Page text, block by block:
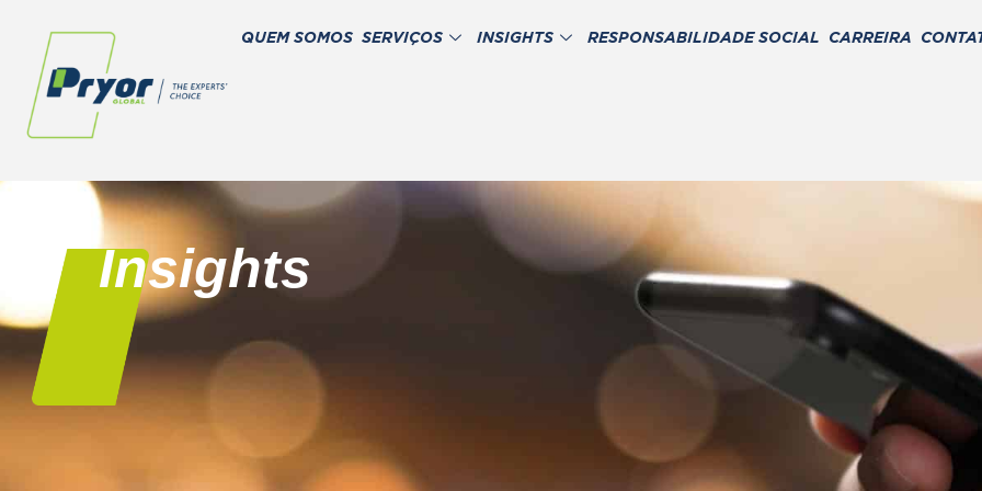
QUEM SOMOS SERVIÇOS INSIGHTS RESPONSABILIDADE SOCIAL CARREIRA
Insights